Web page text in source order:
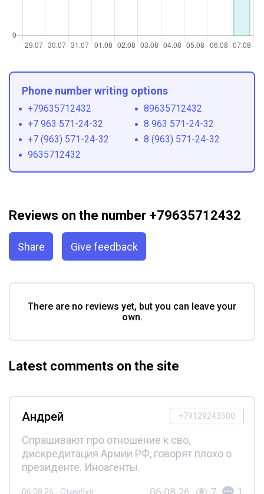
Phone number writing options
+79635712432
89635712432
+7 963 571-24-32
8 963 571-24-32
+7 (963) 571-24-32
8 (963) 571-24-32
9635712432
Reviews on the number +79635712432
Share Give feedback
There are no reviews yet, but you can leave your
own.
Latest comments on the site
+79129243500
Андрей
Спрашивают про отношение к сво,
дискредитация Армии РФ, говорят плохо о
президенте. Иноагенты.
06.08.26 - Стамбул